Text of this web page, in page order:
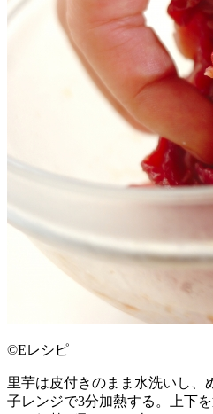
©Eレシピ
里芋は皮付きのまま水洗いし、
子レンジで3分加熱する。上下